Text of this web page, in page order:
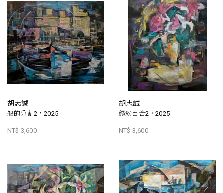
胡志誠
船的分割2，2025
NT$ 3,600
胡志誠
繽紛百合2，2025
NT$ 3,600